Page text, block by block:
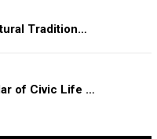
Tradition…
of Civic Life …